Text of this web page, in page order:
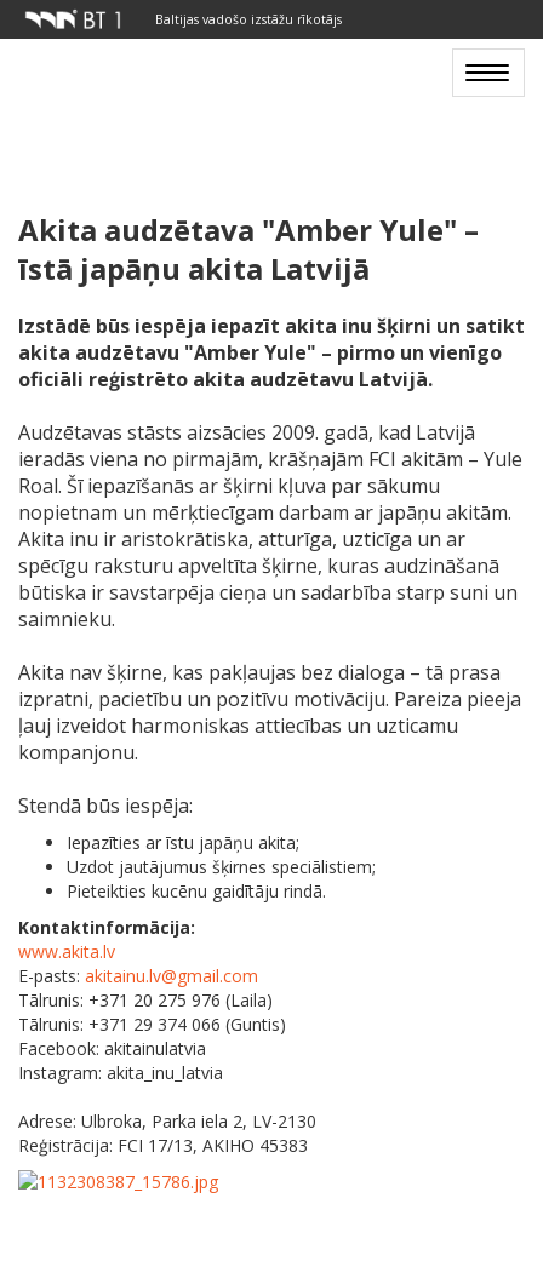
Baltijas vadošo izstāžu rīkotājs
Toggle
Akita audzētava "Amber Yule" –
īstā japāņu akita Latvijā
Izstādē būs iespēja iepazīt akita inu šķirni un satikt
akita audzētavu "Amber Yule" – pirmo un vienīgo
oficiāli reģistrēto akita audzētavu Latvijā.
Audzētavas stāsts aizsācies 2009. gadā, kad Latvijā
ieradās viena no pirmajām, krāšņajām FCI akitām – Yule
Roal. Šī iepazīšanās ar šķirni kļuva par sākumu
nopietnam un mērķtiecīgam darbam ar japāņu akitām.
Akita inu ir aristokrātiska, atturīga, uzticīga un ar
spēcīgu raksturu apveltīta šķirne, kuras audzināšanā
būtiska ir savstarpēja cieņa un sadarbība starp suni un
saimnieku.
Akita nav šķirne, kas pakļaujas bez dialoga – tā prasa
izpratni, pacietību un pozitīvu motivāciju. Pareiza pieeja
ļauj izveidot harmoniskas attiecības un uzticamu
kompanjonu.
Stendā būs iespēja:
Iepazīties ar īstu japāņu akita;
Uzdot jautājumus šķirnes speciālistiem;
Pieteikties kucēnu gaidītāju rindā.
Kontaktinformācija:
www.akita.lv
E-pasts: akitainu.lv@gmail.com
Tālrunis: +371 20 275 976 (Laila)
Tālrunis: +371 29 374 066 (Guntis)
Facebook: akitainulatvia
Instagram: akita_inu_latvia
Adrese: Ulbroka, Parka iela 2, LV-2130
Reģistrācija: FCI 17/13, AKIHO 45383